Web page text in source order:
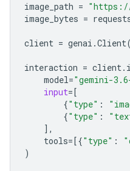
image_path = "https://
image_bytes =
client = genai .Client
interaction = client.
model="gemini-
input=[
{"type" :
{"type" :
],
tools=[{"type" :
)